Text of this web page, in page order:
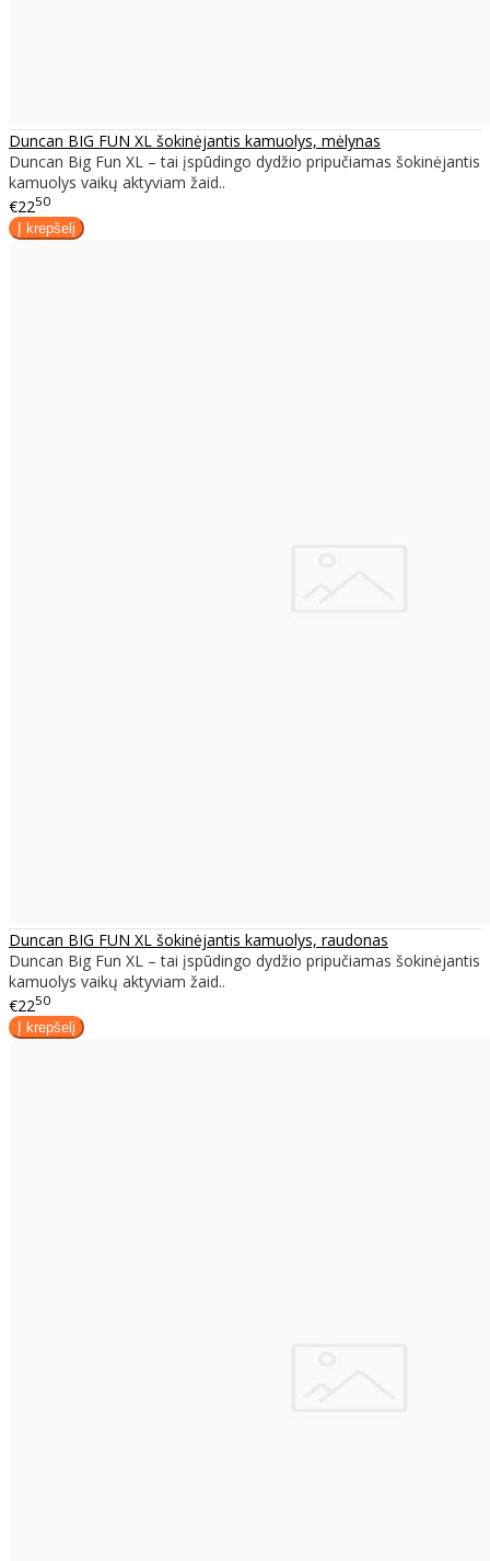
Duncan BIG FUN XL šokinėjantis kamuolys, mėlynas
Duncan Big Fun XL – tai įspūdingo dydžio pripučiamas šokinėjantis
kamuolys vaikų aktyviam žaid..
€2250
Duncan BIG FUN XL šokinėjantis kamuolys, raudonas
Duncan Big Fun XL – tai įspūdingo dydžio pripučiamas šokinėjantis
kamuolys vaikų aktyviam žaid..
€2250